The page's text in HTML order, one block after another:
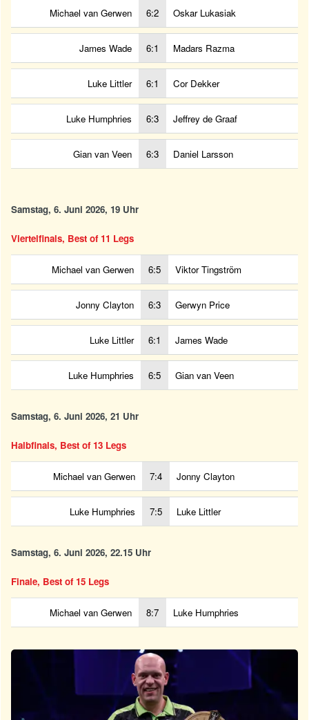
Michael van Gerwen 6:2 Oskar Lukasiak
James Wade 6:1 Madars Razma
Luke Littler 6:1 Cor Dekker
Luke Humphries 6:3 Jeffrey de Graaf
Gian van Veen 6:3 Daniel Larsson
Samstag, 6. Juni 2026, 19 Uhr
Viertelfinals, Best of 11 Legs
Michael van Gerwen 6:5 Viktor Tingström
Jonny Clayton 6:3 Gerwyn Price
Luke Littler 6:1 James Wade
Luke Humphries 6:5 Gian van Veen
Samstag, 6. Juni 2026, 21 Uhr
Halbfinals, Best of 13 Legs
Michael van Gerwen 7:4 Jonny Clayton
Luke Humphries 7:5 Luke Littler
Samstag, 6. Juni 2026, 22.15 Uhr
Finale, Best of 15 Legs
Michael van Gerwen 8:7 Luke Humphries